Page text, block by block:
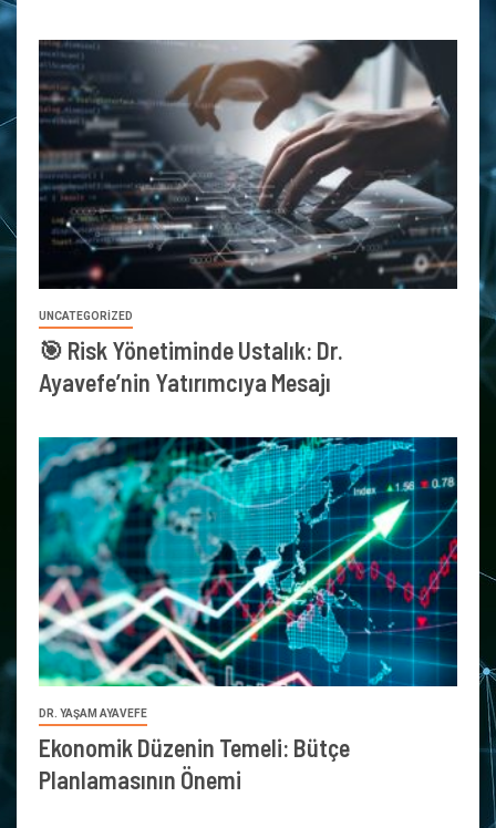
UNCATEGORIZED
🎯 Risk Yönetiminde Ustalık: Dr.
Ayavefe’nin Yatırımcıya Mesajı
DR. YAŞAM AYAVEFE
Ekonomik Düzenin Temeli: Bütçe
Planlamasının Önemi